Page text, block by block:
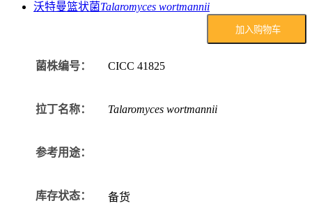
沃特曼篮状菌Talaromyces wortmannii
加入购物车
菌株编号： CICC 41825
拉丁名称： Talaromyces wortmannii
参考用途：
库存状态： 备货